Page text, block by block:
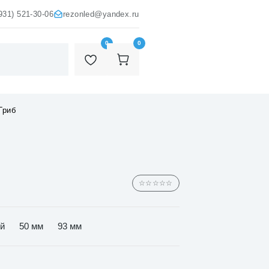
521-30-06 rezonled@yandex.ru
0 0
☆☆☆☆☆
50 мм 93 мм